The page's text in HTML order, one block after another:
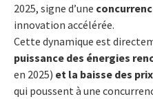
2025, signe d’une
innovation accélérée.
Cette dynamique est
puissance des énergies
en 2025) et la baisse des prix
qui poussent à une